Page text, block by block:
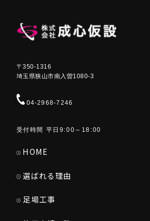
〒350-1316
埼玉県狭山市南入曽1080-3
04-2968-7246
受付時間 平日9:00～18:00
HOME
選ばれる理由
足場工事